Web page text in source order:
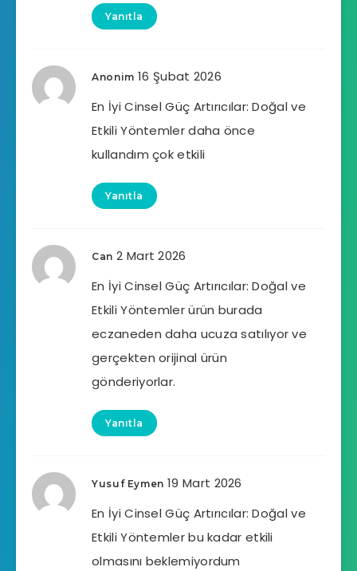
Yanıtla
Anonim 16 Şubat 2026
En İyi Cinsel Güç Artırıcılar: Doğal ve
Etkili Yöntemler daha önce
kullandım çok etkili
Yanıtla
Can 2 Mart 2026
En İyi Cinsel Güç Artırıcılar: Doğal ve
Etkili Yöntemler ürün burada
eczaneden daha ucuza satılıyor ve
gerçekten orijinal ürün
gönderiyorlar.
Yanıtla
Yusuf Eymen 19 Mart 2026
En İyi Cinsel Güç Artırıcılar: Doğal ve
Etkili Yöntemler bu kadar etkili
olmasını beklemiyordum